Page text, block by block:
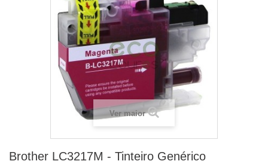
Ver maior
Brother LC3217M - Tinteiro Genérico